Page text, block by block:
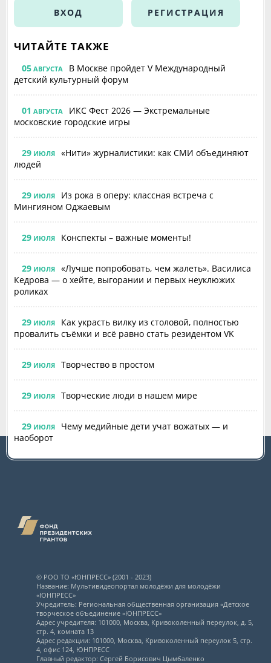
ВХОД РЕГИСТРАЦИЯ
ЧИТАЙТЕ ТАКЖЕ
05 АВГУСТА
В Москве пройдет V Международный
детский культурный форум
01 АВГУСТА
ИКС Фест 2026 — Экстремальные
московские городские игры
29 ИЮЛЯ
«Нити» журналистики: как СМИ объединяют
людей
29 ИЮЛЯ
Из рока в оперу: классная встреча с
Мингияном Оджаевым
29 ИЮЛЯ Конспекты – важные моменты!
29 ИЮЛЯ
«Лучше попробовать, чем жалеть». Василиса
Кедрова — о хейте, выгорании и первых неуклюжих
роликах
29 ИЮЛЯ
Как украсть вилку из столовой, полностью
провалить съёмки и всё равно стать резидентом VK
29 ИЮЛЯ Творчество в простом
29 ИЮЛЯ Творческие люди в нашем мире
29 ИЮЛЯ
Чему медийные дети учат вожатых — и
наоборот
© РОО ТО «ЮНПРЕСС» (2001 - 2023)
Название: Мультивидеопортал молодёжи для молодёжи
«ЮНПРЕСС»
Учредитель: Региональная общественная организация «Детское
творческое объединение «ЮНПРЕСС»
Адрес учредителя: 101000, Москва, Кривоколенный переулок, д. 5,
стр. 4, комната 13
Адрес редакции: 101000, Москва, Кривоколенный переулок 5, стр.
4, офис 124, ЮНПРЕСС
Главный редактор: Сергей Борисович Цымбаленко